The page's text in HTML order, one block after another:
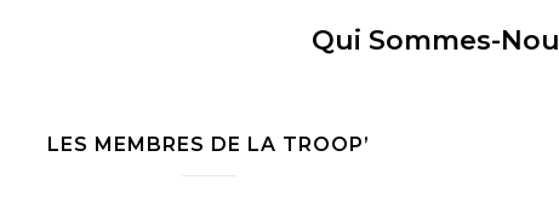
Qui Sommes-
LES MEMBRES DE LA TROOP’